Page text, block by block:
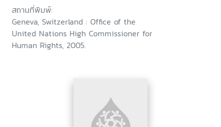
สถานที่พิมพ์:
Geneva, Switzerland : Office of the
United Nations High Commissioner for
Human Rights, 2005.